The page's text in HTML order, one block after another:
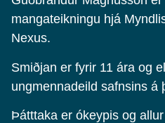
mangateikningu hjá
Nexus.
Smiðjan er fyrir 11 ára og
ungmennadeild safnsins á
Þátttaka er ókeypis og